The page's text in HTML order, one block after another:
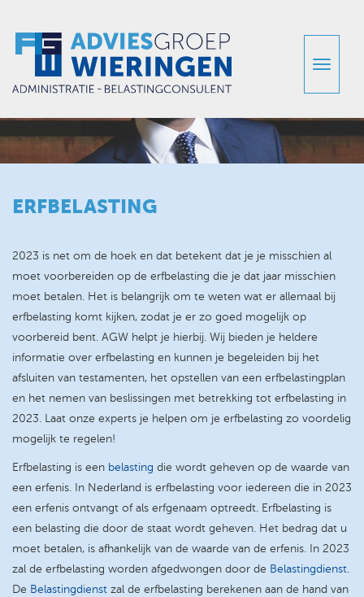
ERFBELASTING
2023 is net om de hoek en dat betekent dat je je misschien al
moet voorbereiden op de erfbelasting die je dat jaar misschien
moet betalen. Het is belangrijk om te weten wat er allemaal bij
erfbelasting komt kijken, zodat je er zo goed mogelijk op
voorbereid bent. AGW helpt je hierbij. Wij bieden je heldere
informatie over erfbelasting en kunnen je begeleiden bij het
afsluiten van testamenten, het opstellen van een erfbelastingplan
en het nemen van beslissingen met betrekking tot erfbelasting in
2023. Laat onze experts je helpen om je erfbelasting zo voordelig
mogelijk te regelen!
Erfbelasting is een belasting die wordt geheven op de waarde van
een erfenis. In Nederland is erfbelasting voor iedereen die in 2023
een erfenis ontvangt of als erfgenaam optreedt. Erfbelasting is
een belasting die door de staat wordt geheven. Het bedrag dat u
moet betalen, is afhankelijk van de waarde van de erfenis. In 2023
zal de erfbelasting worden afgedwongen door de Belastingdienst.
De Belastingdienst zal de erfbelasting berekenen aan de hand van